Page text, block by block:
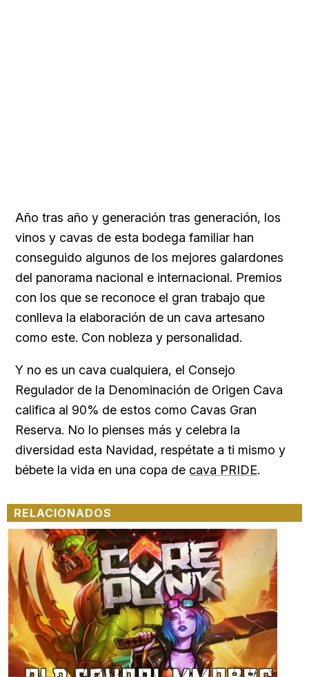
Año tras año y generación tras generación, los
vinos y cavas de esta bodega familiar han
conseguido algunos de los mejores galardones
del panorama nacional e internacional. Premios
con los que se reconoce el gran trabajo que
conlleva la elaboración de un cava artesano
como este. Con nobleza y personalidad.
Y no es un cava cualquiera, el Consejo
Regulador de la Denominación de Origen Cava
califica al 90% de estos como Cavas Gran
Reserva. No lo pienses más y celebra la
diversidad esta Navidad, respétate a ti mismo y
bébete la vida en una copa de cava PRIDE.
RELACIONADOS